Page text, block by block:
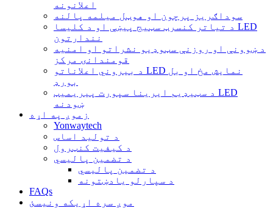
اعلانونه
سوداګریز پرچون او هوټل میلمه پالنه
د تیاتر کنسرټ سټیج پیښې او د کلیسا LED
نندارتون
د ښوونې او روزنې سټوډیو نشراتو او امنیه
قومندانۍ مرکز
د بیروني اعلاناتو LED نمایش مخ او بل
بورډ
د سټیډیم ایرینا سپورت پیریمیټ LED
ښودنه
زموږ په اړه
Yonwaytech
د تولید اساس
د کیفیت کنټرول
د تضمین پالیسي
د تضمین پالیسي
د سپارلو یادښتونه
FAQs
موږ سره اړیکه ونیسئ